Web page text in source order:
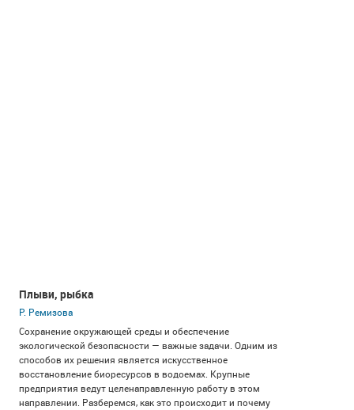
Плыви, рыбка
Р. Ремизова
Сохранение окружающей среды и​ обеспечение
экологической безопасности​ — важные задачи. Одним из​
способов их​ решения является искусственное
восстановление биоресурсов в водоемах. Крупные
предприятия ведут целенаправленную работу в​ этом
направлении. Разберемся, как это происходит и почему